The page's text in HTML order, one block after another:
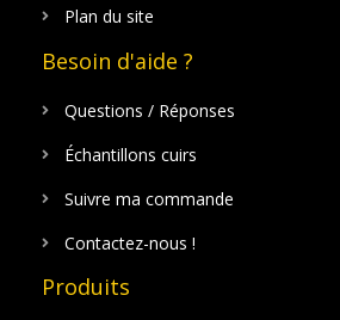
Plan du site
Besoin d'aide ?
Questions / Réponses
Échantillons cuirs
Suivre ma commande
Contactez-nous !
Produits